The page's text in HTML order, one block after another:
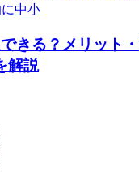
中小
きる？メリット
解説